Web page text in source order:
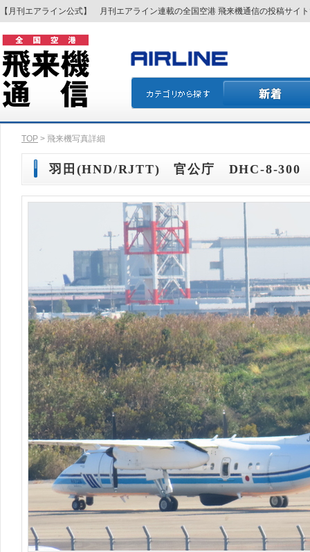
【月刊エアライン公式】 月刊エアライン連載の全国空港 飛来機通信の投稿サイ
TOP > 飛来機写真詳細
羽田(HND/RJTT) 官公庁 DHC-8-300